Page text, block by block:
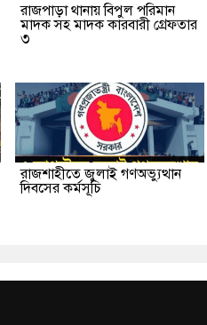
রাজপাড়া থানায় বিপুল পরিমান
মাদক সহ মাদক কারবারী গ্রেফতার
৩
রাজশাহীতে জুলাই গণঅভ্যুত্থান
দিবসের কর্মসূচি